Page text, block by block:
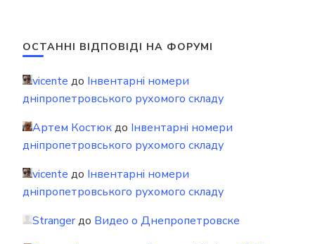
ОСТАННІ ВІДПОВІДІ НА ФОРУМІ
vicente до Інвентарні номери
дніпропетровського рухомого складу
Артем Костюкдо Інвентарні номери
дніпропетровського рухомого складу
vicente до Інвентарні номери
дніпропетровського рухомого складу
Strangerдо Видео о Днепропетровске